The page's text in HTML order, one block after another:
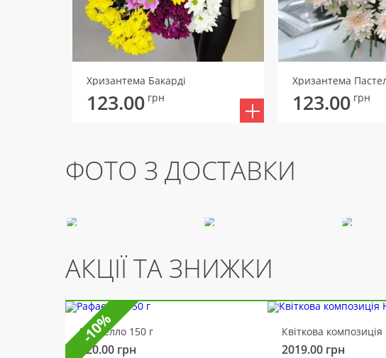
Хризантема Бакарді
123.00 грн
Хризантема
123.00 грн
ФОТО З ДОСТАВКИ
АКЦІЇ ТА ЗНИЖКИ
Рафаелло 150 г
320.00 грн
Квіткова
2019.00 грн
-10%